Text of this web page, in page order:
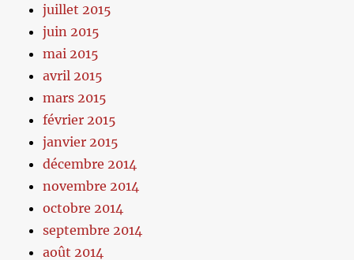
juillet 2015
juin 2015
mai 2015
avril 2015
mars 2015
février 2015
janvier 2015
décembre 2014
novembre 2014
octobre 2014
septembre 2014
août 2014